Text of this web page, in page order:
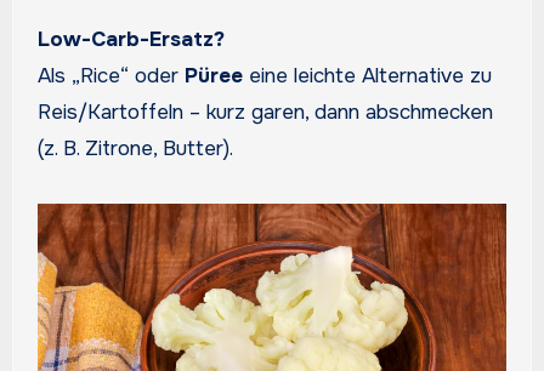
Low-Carb-Ersatz?
Als „Rice“ oder Püreeeine leichte Alternative zu
Reis/Kartoffeln – kurz garen, dann abschmecken
(z. B. Zitrone, Butter).